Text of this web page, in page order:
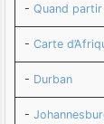
- Quand
- Carte
- Durban
-